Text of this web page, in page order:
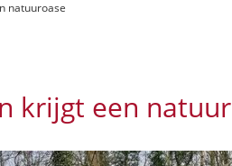
natuuroase
krijgt een